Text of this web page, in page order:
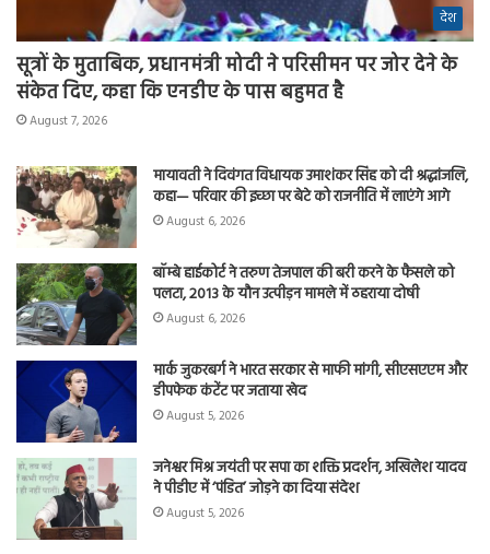
देश
सूत्रों के मुताबिक, प्रधानमंत्री मोदी ने परिसीमन पर जोर देने के
संकेत दिए, कहा कि एनडीए के पास बहुमत है
August 7, 2026
मायावती ने दिवंगत विधायक उमाशंकर सिंह को दी श्रद्धांजलि,
कहा— परिवार की इच्छा पर बेटे को राजनीति में लाएंगे आगे
August 6, 2026
बॉम्बे हाईकोर्ट ने तरुण तेजपाल की बरी करने के फैसले को
पलटा, 2013 के यौन उत्पीड़न मामले में ठहराया दोषी
August 6, 2026
मार्क जुकरबर्ग ने भारत सरकार से माफी मांगी, सीएसएएम और
डीपफेक कंटेंट पर जताया खेद
August 5, 2026
जनेश्वर मिश्र जयंती पर सपा का शक्ति प्रदर्शन, अखिलेश यादव
ने पीडीए में ‘पंडित’ जोड़ने का दिया संदेश
August 5, 2026